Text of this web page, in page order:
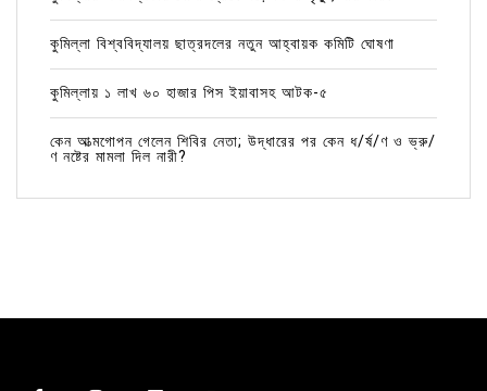
কুমিল্লা বিশ্ববিদ্যালয় ছাত্রদলের নতুন আহ্বায়ক কমিটি ঘোষণা
কুমিল্লায় ১ লাখ ৬০ হাজার পিস ইয়াবাসহ আটক-৫
কেন আত্মগোপন গেলেন শিবির নেতা; উদ্ধারের পর কেন ধ/র্ষ/ণ ও ভ্রু/
ণ নষ্টের মামলা দিল নারী?